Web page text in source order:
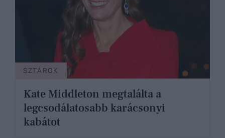
SZTÁROK
Kate Middleton megtalálta a
legcsodálatosabb karácsonyi
kabátot